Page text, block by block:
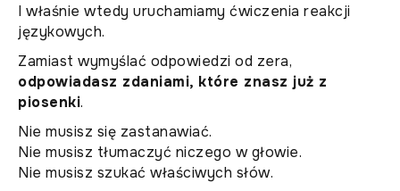
I właśnie wtedy uruchamiamy ćwiczenia reakcji
językowych.
Zamiast wymyślać odpowiedzi od zera,
odpowiadasz zdaniami, które znasz już z
piosenki.
Nie musisz się zastanawiać.
Nie musisz tłumaczyć niczego w głowie.
Nie musisz szukać właściwych słów.